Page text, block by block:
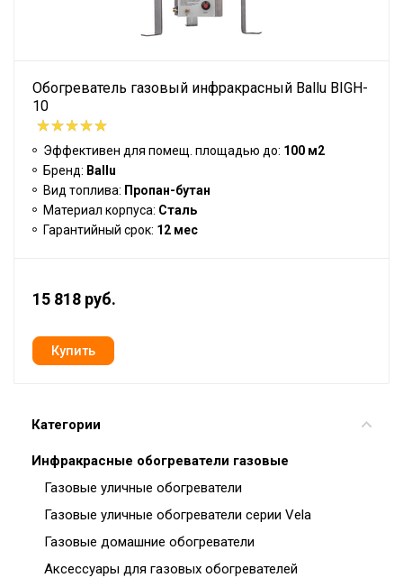
Категории
Инфракрасные обогреватели газовые
Газовые уличные обогреватели
Газовые уличные обогреватели серии Vela
Газовые домашние обогреватели
Аксессуары для газовых обогревателей
Обогреватель газовый инфракрасный Ballu BIGH-
10
Эффективен для помещ. площадью до: 100 м2
Бренд: Ballu
Вид топлива: Пропан-бутан
Материал корпуса: Сталь
Гарантийный срок: 12 мес
15 818 руб.